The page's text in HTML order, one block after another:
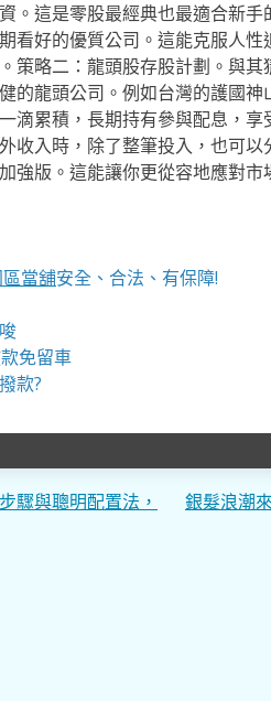
。這是零股最經典也最適合新
看好的優質公司。這能克服人
策略二：龍頭股存股計劃。與
的龍頭公司。例如台灣的護國
滴累積，長期持有參與配息，
收入時，除了整筆投入，也可
強版。這能讓你更從容地應對
當舖安全、合法、有保障!
免留車
款?
驟與聰明配置法，
銀髮浪潮